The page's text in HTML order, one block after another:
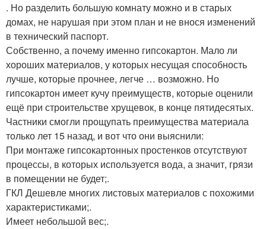
. Но разделить большую комнату можно и в старых
домах, не нарушая при этом план и не внося изменений
в технический паспорт.
Собственно, а почему именно гипсокартон. Мало ли
хороших материалов, у которых несущая способность
лучше, которые прочнее, легче … возможно. Но
гипсокартон имеет кучу преимуществ, которые оценили
ещё при строительстве хрущевок, в конце пятидесятых.
Частники смогли прощупать преимущества материала
только лет 15 назад, и вот что они выяснили:
При монтаже гипсокартонных простенков отсутствуют
процессы, в которых используется вода, а значит, грязи
в помещении не будет;.
ГКЛ Дешевле многих листовых материалов с похожими
характеристиками;.
Имеет небольшой вес;.